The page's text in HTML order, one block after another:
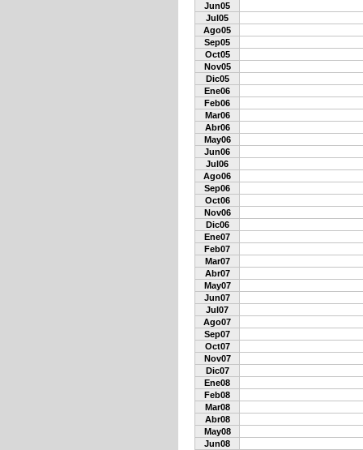
Jun05
Jul05
Ago05
Sep05
Oct05
Nov05
Dic05
Ene06
Feb06
Mar06
Abr06
May06
Jun06
Jul06
Ago06
Sep06
Oct06
Nov06
Dic06
Ene07
Feb07
Mar07
Abr07
May07
Jun07
Jul07
Ago07
Sep07
Oct07
Nov07
Dic07
Ene08
Feb08
Mar08
Abr08
May08
Jun08